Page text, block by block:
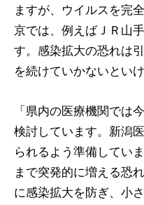
ますが、ウイルスを完
京では、例えばＪＲ山
す。感染拡大の恐れは
を続けていかないといけ
「県内の医療機関では
検討しています。新潟
られるよう準備してい
まで突発的に増える恐
に感染拡大を防ぎ、小